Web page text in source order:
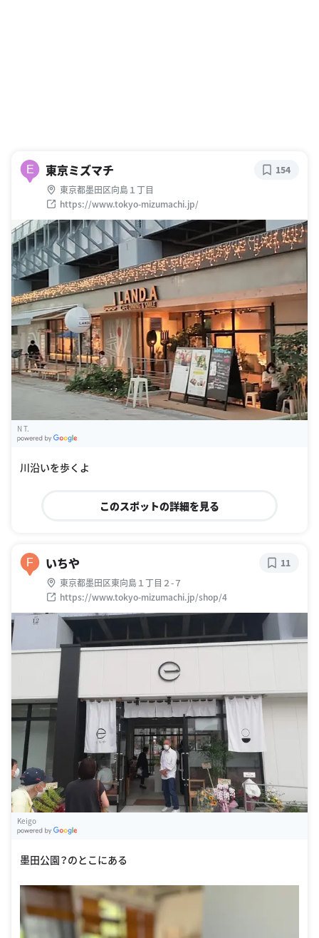
E 東京ミズマチ
東京都墨田区向島１丁目
https://www.tokyo-mizumachi.jp/
154
N T.
川沿いを歩くよ
このスポットの詳細を見る
F いちや
東京都墨田区東向島１丁目２-７
https://www.tokyo-mizumachi.jp/shop/4
11
Keigo
墨田公園？のとこにある